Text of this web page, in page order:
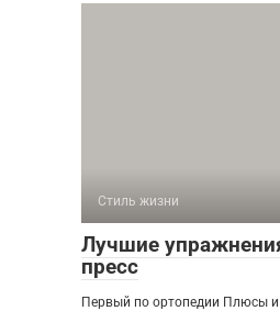
Стиль жизни
Лучшие
пресс
Первый по ортопедии Плюсы и